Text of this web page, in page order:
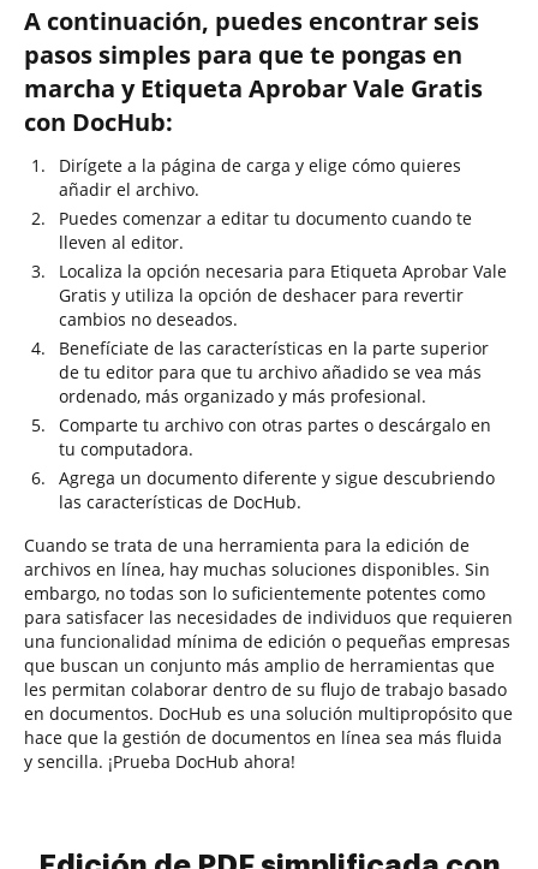
A continuación, puedes encontrar seis
pasos simples para que te pongas en
marcha y Etiqueta Aprobar Vale Gratis
con DocHub:
Dirígete a la página de carga y elige cómo quieres
añadir el archivo.
Puedes comenzar a editar tu documento cuando te
lleven al editor.
Localiza la opción necesaria para Etiqueta Aprobar Vale
Gratis y utiliza la opción de deshacer para revertir
cambios no deseados.
Benefíciate de las características en la parte superior
de tu editor para que tu archivo añadido se vea más
ordenado, más organizado y más profesional.
Comparte tu archivo con otras partes o descárgalo en
tu computadora.
Agrega un documento diferente y sigue descubriendo
las características de DocHub.
Cuando se trata de una herramienta para la edición de
archivos en línea, hay muchas soluciones disponibles. Sin
embargo, no todas son lo suficientemente potentes como
para satisfacer las necesidades de individuos que requieren
una funcionalidad mínima de edición o pequeñas empresas
que buscan un conjunto más amplio de herramientas que
les permitan colaborar dentro de su flujo de trabajo basado
en documentos. DocHub es una solución multipropósito que
hace que la gestión de documentos en línea sea más fluida
y sencilla. ¡Prueba DocHub ahora!